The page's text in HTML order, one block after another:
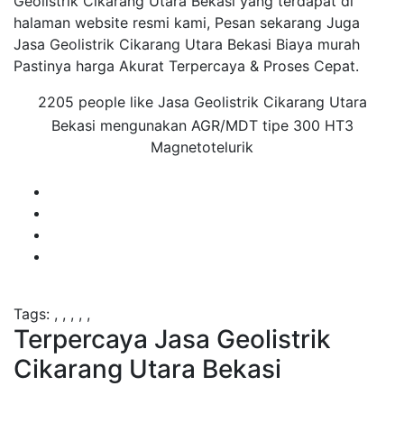
halaman website resmi kami, Pesan sekarang Juga
Jasa Geolistrik Cikarang Utara Bekasi Biaya murah
Pastinya harga Akurat Terpercaya & Proses Cepat.
2205 people like Jasa Geolistrik Cikarang Utara
Bekasi mengunakan AGR/MDT tipe 300 HT3
Magnetotelurik
Tags: , , , , ,
Terpercaya Jasa Geolistrik
Cikarang Utara Bekasi